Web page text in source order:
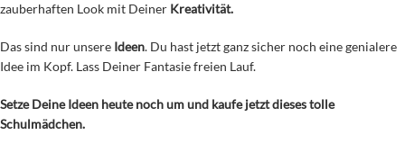
zauberhaften Look mit Deiner Kreativität.
Das sind nur unsere Ideen. Du hast jetzt ganz sicher noch eine genialere
Idee im Kopf. Lass Deiner Fantasie freien Lauf.
Setze Deine Ideen heute noch um und kaufe jetztdieses tolle
Schulmädchen.